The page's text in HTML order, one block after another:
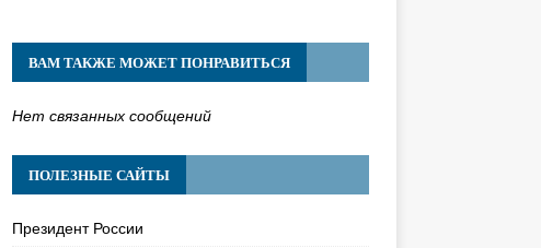
ВАМ ТАКЖЕ МОЖЕТ ПОНРАВИТЬСЯ
Нет связанных сообщений
ПОЛЕЗНЫЕ САЙТЫ
Президент России